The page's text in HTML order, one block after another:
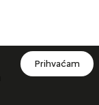
Prihvaćam